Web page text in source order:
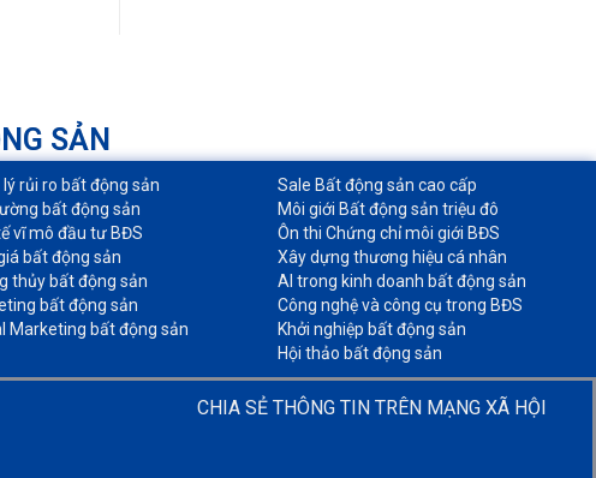
SẢN
lý rủi ro bất động sản​
bất động sản​
vĩ mô đầu tư BĐS​
bất động sản​
thủy bất động sản​
bất động sản​
Marketing bất động sản​
Sale Bất động sản cao cấp​
Môi giới Bất động sản triệu đô​
Ôn thi Chứng chỉ môi giới BĐS​
Xây dựng thương hiệu cá nhân​
AI trong kinh doanh bất động sản​
Công nghệ và công cụ trong BĐS​
Khởi nghiệp bất động sản​
Hội thảo bất động sản​
CHIA SẺ THÔNG TIN TRÊN MẠNG XÃ HỘI